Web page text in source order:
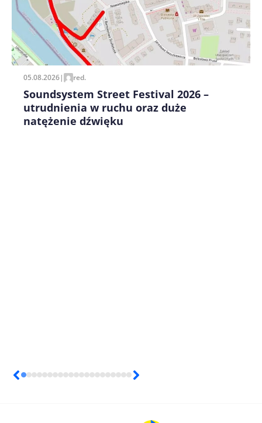
Zapamiętaj moje dane w tej przeglądarce podczas
pisania kolejnych komentarzy.
05.08.2026| red.
Soundsystem Street Festival 2026 –
utrudnienia w ruchu oraz duże
natężenie dźwięku